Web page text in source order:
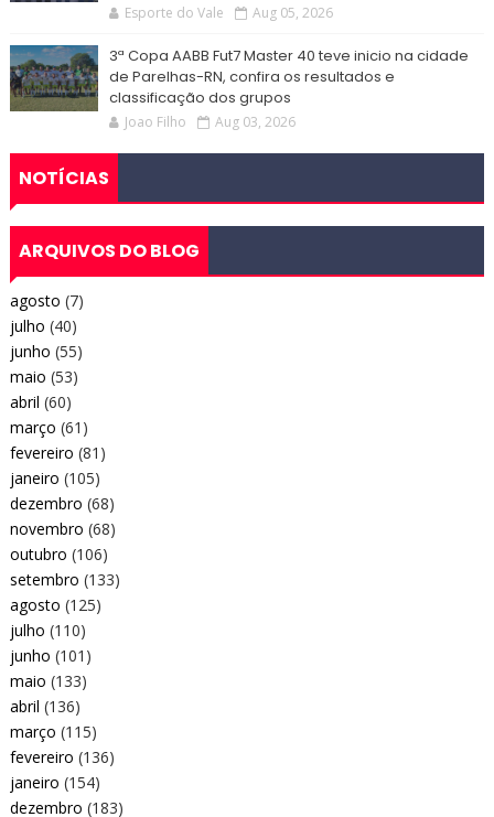
Esporte do Vale Aug 05, 2026
3ª Copa AABB Fut7 Master 40 teve inicio na cidade
de Parelhas-RN, confira os resultados e
classificação dos grupos
Joao Filho Aug 03, 2026
NOTÍCIAS
ARQUIVOS DO BLOG
agosto (7)
julho (40)
junho (55)
maio (53)
abril (60)
março (61)
fevereiro (81)
janeiro (105)
dezembro (68)
novembro (68)
outubro (106)
setembro (133)
agosto (125)
julho (110)
junho (101)
maio (133)
abril (136)
março (115)
fevereiro (136)
janeiro (154)
dezembro (183)